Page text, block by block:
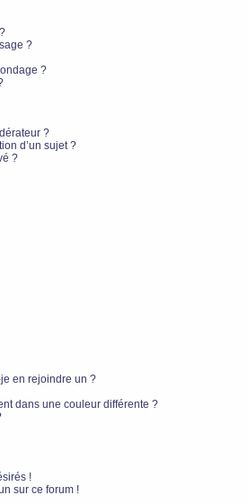
?
?
?
d’un sujet ?
?
en rejoindre un ?
dans une couleur différente ?
!
sur ce forum !